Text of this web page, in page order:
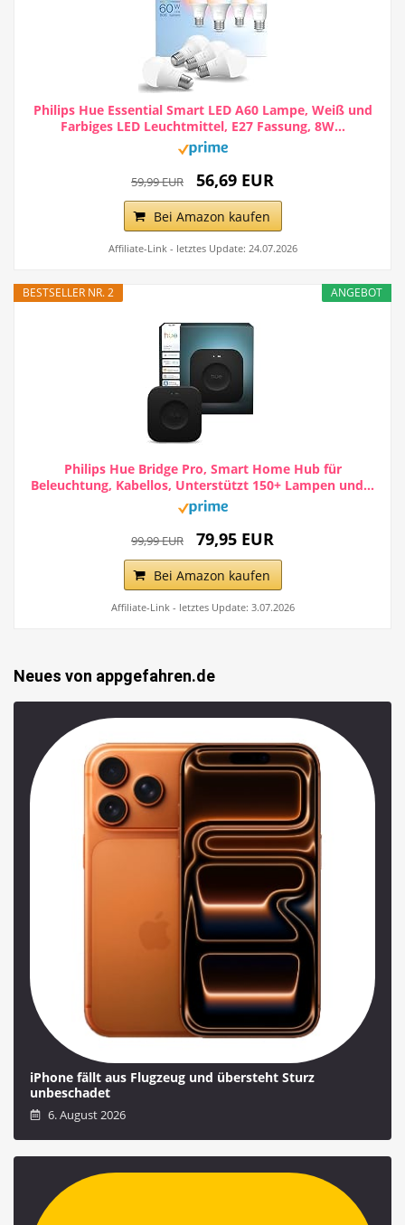
Philips Hue Essential Smart LED A60 Lampe, Weiß und
Farbiges LED Leuchtmittel, E27 Fassung, 8W...
59,99 EUR 56,69 EUR
Bei Amazon kaufen
Affiliate-Link - letztes Update: 24.07.2026
ANGEBOT
BESTSELLER NR. 2
Philips Hue Bridge Pro, Smart Home Hub für
Beleuchtung, Kabellos, Unterstützt 150+ Lampen und...
99,99 EUR 79,95 EUR
Bei Amazon kaufen
Affiliate-Link - letztes Update: 3.07.2026
Neues von appgefahren.de
iPhone fällt aus Flugzeug und übersteht Sturz
unbeschadet
6. August 2026